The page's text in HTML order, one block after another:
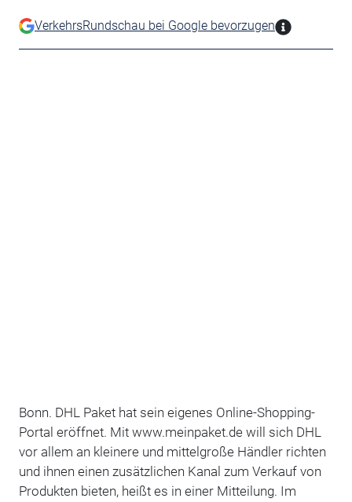
VerkehrsRundschau bei Google bevorzugen
Bonn. DHL Paket hat sein eigenes Online-Shopping-
Portal eröffnet. Mit www.meinpaket.de will sich DHL
vor allem an kleinere und mittelgroße Händler richten
und ihnen einen zusätzlichen Kanal zum Verkauf von
Produkten bieten, heißt es in einer Mitteilung. Im